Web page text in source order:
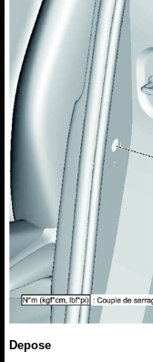
Depose